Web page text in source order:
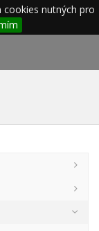
nutných pro